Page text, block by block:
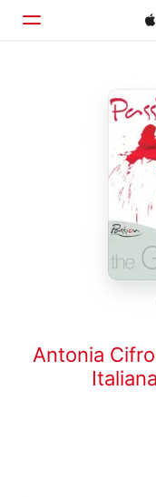
Antonia
Italiana